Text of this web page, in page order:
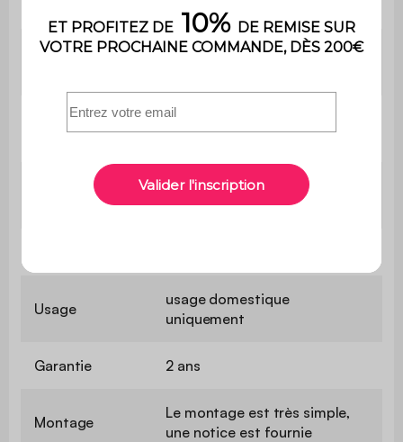
Garnissage
Mousse polyuréthane
Confort de
l'assise
Intermédiaire
Poids max.
110kg par place
Usage
usage domestique
uniquement
Garantie 2 ans
Montage
Le montage est très simple,
une notice est fournie